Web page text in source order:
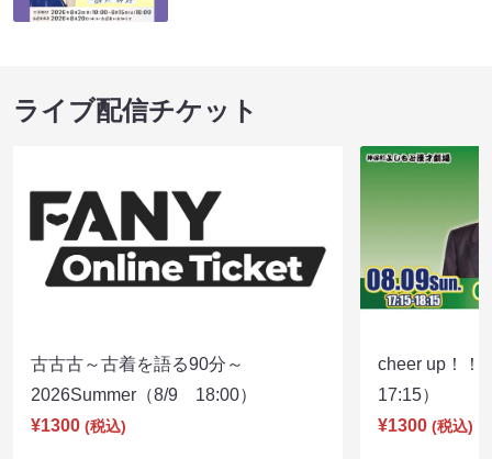
ライブ配信チケット
古古古～古着を語る90分～
2026Summer（8/9 18:00）
¥1300 (税込)
cheer up！
17:15）
¥1300 (税込)